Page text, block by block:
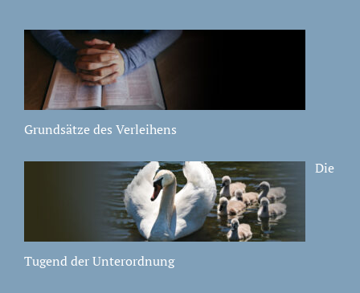
Grundsätze des Verleihens
Die
Tugend der Unterordnung